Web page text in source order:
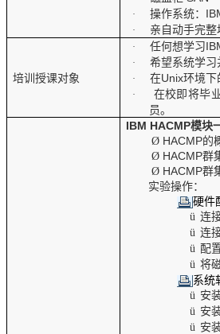
· 操作系统：
· 亲自动手完
培训授课对象
· 任何想学习
· 希望系统学
· 在Unix环境下
·
在校即将毕
员。
IBM HACMP模块
Ø HACMP的
Ø HACMP群
Ø HACMP群
实验操作：
硬件
ü 连
ü 连
ü 配
ü 将
系统
ü 安
ü 安
ü 安